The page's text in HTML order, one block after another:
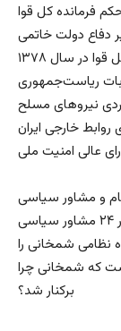
فرمانده کل قوا
دفاع دولت خاتمی
در سال ۱۳۷۸
ریاست‌جمهوری
نیروهای مسلح
خارجی ایران
عالی امنیت ملی
و مشاور سیاسی
سید علی خامنه‌ای است؛ مقامی تشریفاتی در کنار ۲۴ مشاور سیاسی
نظامی شمخانی را
که شمخانی چرا
برکنار شد؟